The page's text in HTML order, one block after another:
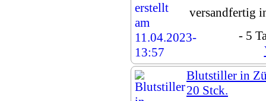
versandfertig
- 5
Blutstiller in
20 Stck.